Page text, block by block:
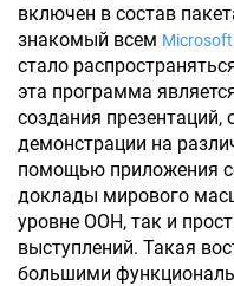
включен в состав
знакомый всем
стало
эта программа
создания презентаций,
демонстрации на
помощью приложения
доклады мирового
уровне ООН, так и
выступлений. Такая
большими